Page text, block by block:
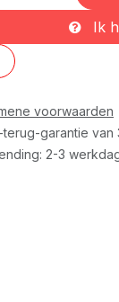
Ik
voorwaarden
terug-garantie van
2-3